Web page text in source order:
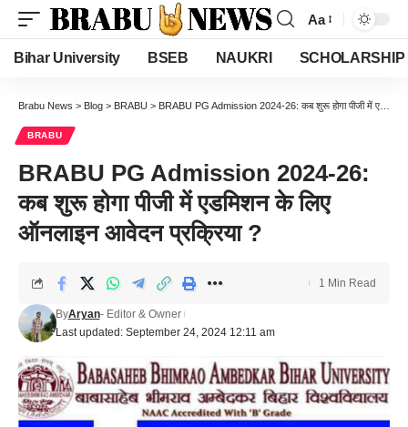
Font
Resizer
Aa
Bihar University BSEB NAUKRI SCHOLARSHIP
Brabu News > Blog > BRABU > BRABU PG Admission 2024-26: कब शुरू होगा पीजी में एडमिशन के लिए ऑनलाइन आवेदन प्रक्रिया ?
BRABU
BRABU PG Admission 2024-26:
कब शुरू होगा पीजी में एडमिशन के लिए
ऑनलाइन आवेदन प्रक्रिया ?
Last updated: September 24, 2024 12:11 am
ByAryan- Editor & Owner
1 Min Read